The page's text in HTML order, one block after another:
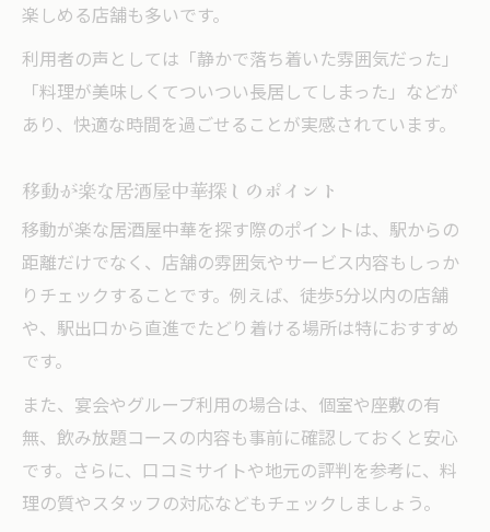
楽しめる店舗も多いです。
利用者の声としては「静かで落ち着いた雰囲気だった」
「料理が美味しくてついつい長居してしまった」などが
あり、快適な時間を過ごせることが実感されています。
移動が楽な居酒屋中華探しのポイント
移動が楽な居酒屋中華を探す際のポイントは、駅からの
距離だけでなく、店舗の雰囲気やサービス内容もしっか
りチェックすることです。例えば、徒歩5分以内の店舗
や、駅出口から直進でたどり着ける場所は特におすすめ
です。
また、宴会やグループ利用の場合は、個室や座敷の有
無、飲み放題コースの内容も事前に確認しておくと安心
です。さらに、口コミサイトや地元の評判を参考に、料
理の質やスタッフの対応などもチェックしましょう。